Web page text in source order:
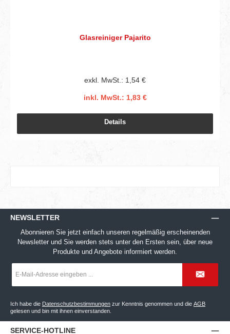
Glasreiniger Pajarito
exkl. MwSt.: 1,54 €
inkl. MwSt.: 1,83 €
Details
NEWSLETTER
Abonnieren Sie jetzt einfach unseren regelmäßig erscheinenden
Newsletter und Sie werden stets unter den Ersten sein, über neue
Produkte und Angebote informiert werden.
Mail-
*
Ich habe die Datenschutzbestimmungen zur Kenntnis genommen und die AGB
gelesen und bin mit ihnen einverstanden.
SERVICE-HOTLINE